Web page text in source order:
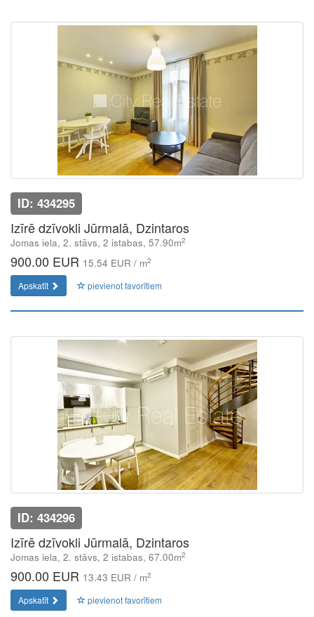
ID: 434295
Izīrē dzīvokli Jūrmalā, Dzintaros
Jomas iela, 2. stāvs, 2 istabas, 57.90m2
900.00 EUR 15.54 EUR / m2
Apskatīt pievienot favorītiem
ID: 434296
Izīrē dzīvokli Jūrmalā, Dzintaros
Jomas iela, 2. stāvs, 2 istabas, 67.00m2
900.00 EUR 13.43 EUR / m2
Apskatīt pievienot favorītiem